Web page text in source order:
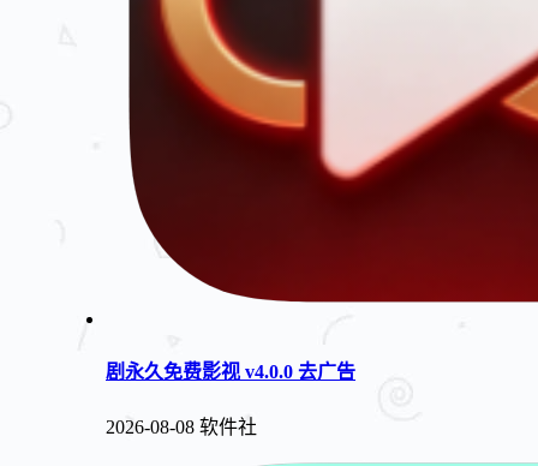
剧永久免费影视 v4.0.0 去广告
2026-08-08 软件社